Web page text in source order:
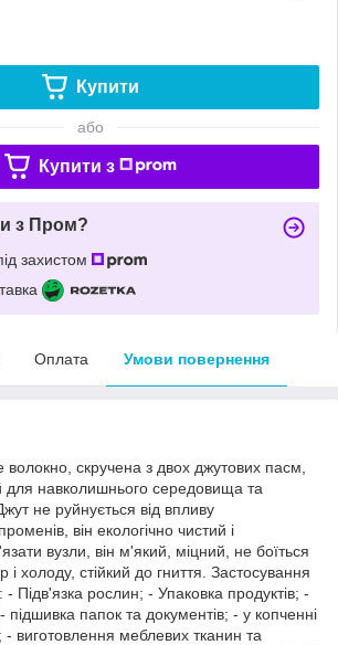
Купити
або
Купити з
з Пром?
захистом
Оплата Умови повернення
скручена з двох джутових пасм,
для навколишнього середовища та
не руйнується від впливу
він екологічно чистий і
вузли, він м'який, міцний, не боїться
і холоду, стійкий до гниття. Застосування
: - Підв'язка рослин; - Упаковка продуктів; -
підшивка папок та документів; - у копченні
виготовлення меблевих тканин та